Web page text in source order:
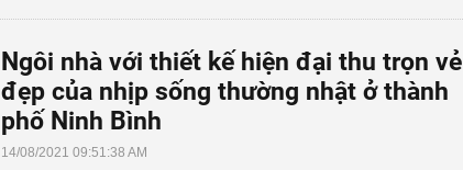
Ngôi nhà với thiết kế hiện đại thu trọn vẻ
đẹp của nhịp sống thường nhật ở thành
phố Ninh Bình
14/08/2021 09:51:38 AM